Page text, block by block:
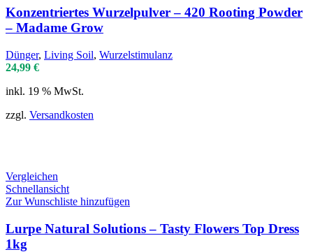
Konzentriertes Wurzelpulver – 420 Rooting Powder
– Madame Grow
Dünger, Living Soil, Wurzelstimulanz
24,99 €
inkl. 19 % MwSt.
zzgl. Versandkosten
Vergleichen
Schnellansicht
Zur Wunschliste hinzufügen
Lurpe Natural Solutions – Tasty Flowers Top Dress
1kg